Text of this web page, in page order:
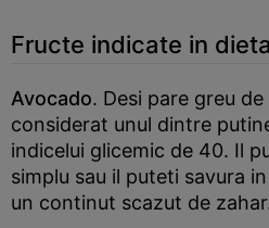
Fructe indicate in dieta
Avocado. Desi pare greu
considerat unul dintre
indicelui glicemic de 40. Il
simplu sau il puteti savura
un continut scazut de